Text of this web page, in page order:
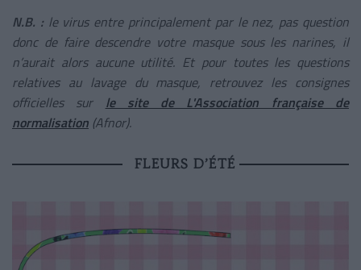
N.B. : le virus entre principalement par le nez, pas question
donc de faire descendre votre masque sous les narines, il
n’aurait alors aucune utilité. Et pour toutes les questions
relatives au lavage du masque, retrouvez les consignes
officielles sur le site de L'Association française de
normalisation (Afnor).
FLEURS D’ÉTÉ